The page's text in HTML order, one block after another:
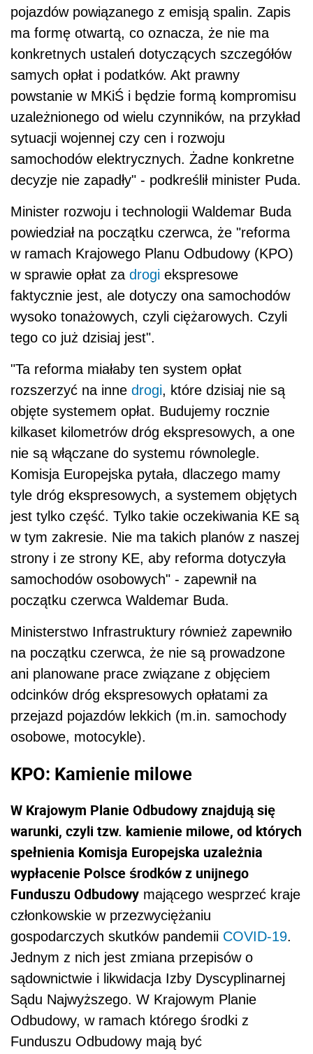
pojazdów powiązanego z emisją spalin. Zapis
ma formę otwartą, co oznacza, że nie ma
konkretnych ustaleń dotyczących szczegółów
samych opłat i podatków. Akt prawny
powstanie w MKiŚ i będzie formą kompromisu
uzależnionego od wielu czynników, na przykład
sytuacji wojennej czy cen i rozwoju
samochodów elektrycznych. Żadne konkretne
decyzje nie zapadły" - podkreślił minister Puda.
Minister rozwoju i technologii Waldemar Buda
powiedział na początku czerwca, że "reforma
w ramach Krajowego Planu Odbudowy (KPO)
w sprawie opłat za drogi ekspresowe
faktycznie jest, ale dotyczy ona samochodów
wysoko tonażowych, czyli ciężarowych. Czyli
tego co już dzisiaj jest".
"Ta reforma miałaby ten system opłat
rozszerzyć na inne drogi, które dzisiaj nie są
objęte systemem opłat. Budujemy rocznie
kilkaset kilometrów dróg ekspresowych, a one
nie są włączane do systemu równolegle.
Komisja Europejska pytała, dlaczego mamy
tyle dróg ekspresowych, a systemem objętych
jest tylko część. Tylko takie oczekiwania KE są
w tym zakresie. Nie ma takich planów z naszej
strony i ze strony KE, aby reforma dotyczyła
samochodów osobowych" - zapewnił na
początku czerwca Waldemar Buda.
Ministerstwo Infrastruktury również zapewniło
na początku czerwca, że nie są prowadzone
ani planowane prace związane z objęciem
odcinków dróg ekspresowych opłatami za
przejazd pojazdów lekkich (m.in. samochody
osobowe, motocykle).
KPO: Kamienie milowe
W Krajowym Planie Odbudowy znajdują się
warunki, czyli tzw. kamienie milowe, od których
spełnienia Komisja Europejska uzależnia
wypłacenie Polsce środków z unijnego
Funduszu Odbudowy mającego wesprzeć kraje
członkowskie w przezwyciężaniu
gospodarczych skutków pandemii COVID-19.
Jednym z nich jest zmiana przepisów o
sądownictwie i likwidacja Izby Dyscyplinarnej
Sądu Najwyższego. W Krajowym Planie
Odbudowy, w ramach którego środki z
Funduszu Odbudowy mają być